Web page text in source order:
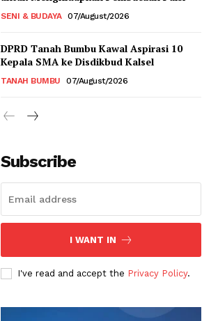
SENI & BUDAYA 07/August/2026
DPRD Tanah Bumbu Kawal Aspirasi 10
Kepala SMA ke Disdikbud Kalsel
TANAH BUMBU 07/August/2026
Subscribe
I WANT IN
I've read and accept the Privacy Policy.